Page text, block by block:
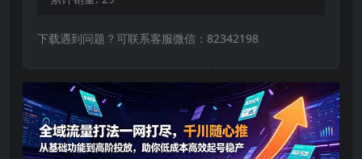
下载遇到问题？可联系客服微信：82342198